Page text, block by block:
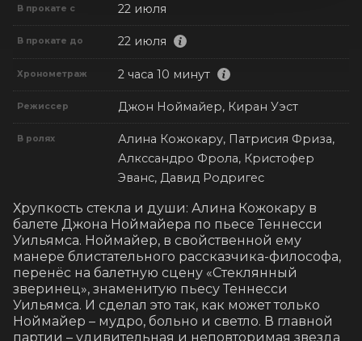
В прокате с 22 июля
В прокате до 22 июля
Хронометраж 2 часа 10 минут
Режиссер Джон Ноймайер, Киран Уэст
В ролях
Алина Кожокару, Патрисия Фриза,
Алкссандро Фрола, Кристофер
Эванс, Давид Родригес
Хрупкость стекла и души: Алина Кожокару в
балете Джона Ноймайера по пьесе Теннесси
Уильямса. Ноймайер, в свойственной ему
манере блистательного рассказчика-философа,
перенёс на балетную сцену «Стеклянный
зверинец», знаменитую пьесу Теннесси
Уильямса. И сделал это так, как может только
Ноймайер – мудро, больно и светло. В главной
партии – удивительная и неповторимая звезда